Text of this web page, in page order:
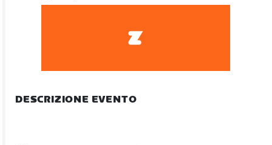
DESCRIZIONE EVENTO